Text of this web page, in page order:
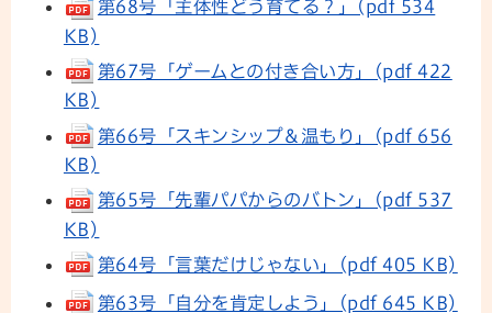
第68号「主体性どう育てる？」(pdf 534
KB)
第67号「ゲームとの付き合い方」(pdf 422
KB)
第66号「スキンシップ＆温もり」(pdf 656
KB)
第65号「先輩パパからのバトン」(pdf 537
KB)
第64号「言葉だけじゃない」(pdf 405 KB)
第63号「自分を肯定しよう」(pdf 645 KB)